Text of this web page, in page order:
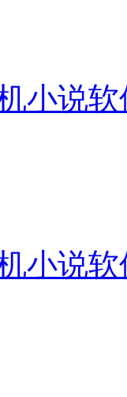
小说软
小说软